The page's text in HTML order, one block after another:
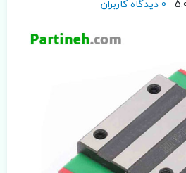
0 دیدگاه کاربران